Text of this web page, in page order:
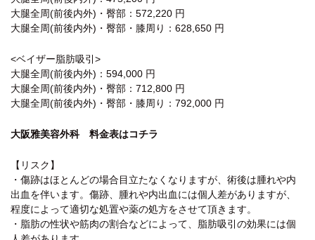
大腿全周(前後内外)・臀部：572,220 円
大腿全周(前後内外)・臀部・膝周り：628,650 円
<ベイザー脂肪吸引>
大腿全周(前後内外)：594,000 円
大腿全周(前後内外)・臀部：712,800 円
大腿全周(前後内外)・臀部・膝周り：792,000 円
大阪雅美容外科 料金表はコチラ
【リスク】
・傷跡はほとんどの場合目立たなくなりますが、術後は腫れや内
出血を伴います。傷跡、腫れや内出血には個人差がありますが、
程度によって適切な処置や薬の処方をさせて頂きます。
・脂肪の性状や筋肉の割合などによって、脂肪吸引の効果には個